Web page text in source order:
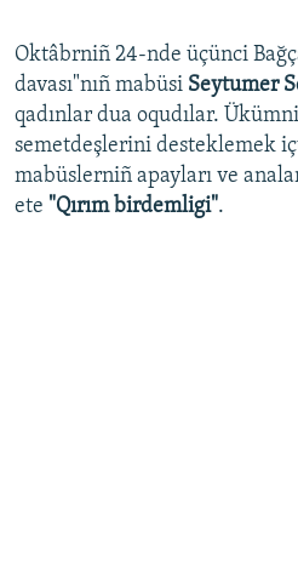
RFE/RS bütün saytları
Oktâbrniñ 24-nde üçünci
davası"nıñ mabüsi Seytumer
qadınlar dua oqudılar.
semetdeşlerini desteklemek
mabüslerniñ apayları ve
ete "Qırım birdemligi".